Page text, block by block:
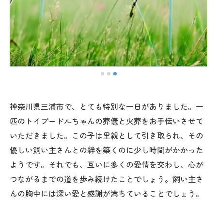
神奈川県三浦市で、とても特別な一日がありました。一
匹のトイプードルちゃんの葬儀と火葬をお手伝いさせて
いただきました。この子は里親として引き取られ、その
優しい飼い主さんとの絆を築くのに少し時間がかかった
ようです。それでも、互いに多くの愛情を交わし、心が
つながるまでの道を歩み続けたことでしょう。飼い主さ
んの胸中には深い愛と感謝が満ちていることでしょう。